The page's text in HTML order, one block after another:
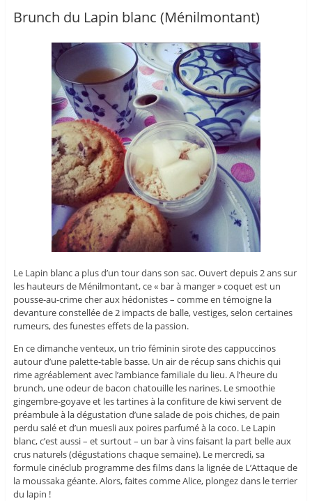
Brunch du Lapin blanc (Ménilmontant)
Le Lapin blanc a plus d’un tour dans son sac. Ouvert depuis 2 ans sur
les hauteurs de Ménilmontant, ce « bar à manger » coquet est un
pousse-au-crime cher aux hédonistes – comme en témoigne la
devanture constellée de 2 impacts de balle, vestiges, selon certaines
rumeurs, des funestes effets de la passion.
En ce dimanche venteux, un trio féminin sirote des cappuccinos
autour d’une palette-table basse. Un air de récup sans chichis qui
rime agréablement avec l’ambiance familiale du lieu. A l’heure du
brunch, une odeur de bacon chatouille les narines. Le smoothie
gingembre-goyave et les tartines à la confiture de kiwi servent de
préambule à la dégustation d’une salade de pois chiches, de pain
perdu salé et d’un muesli aux poires parfumé à la coco. Le Lapin
blanc, c’est aussi – et surtout – un bar à vins faisant la part belle aux
crus naturels (dégustations chaque semaine). Le mercredi, sa
formule cinéclub programme des films dans la lignée de L’Attaque de
la moussaka géante. Alors, faites comme Alice, plongez dans le terrier
du lapin !